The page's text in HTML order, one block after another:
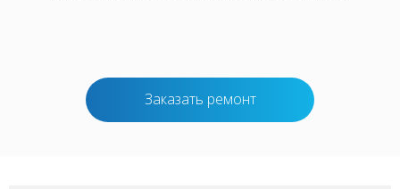
Заказать ремонт